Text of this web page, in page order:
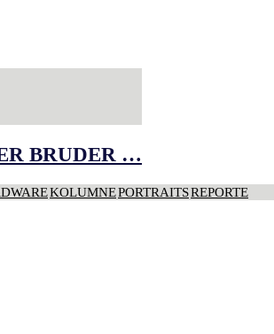
BRUDER …
KOLUMNEPORTRAITSREPORTE